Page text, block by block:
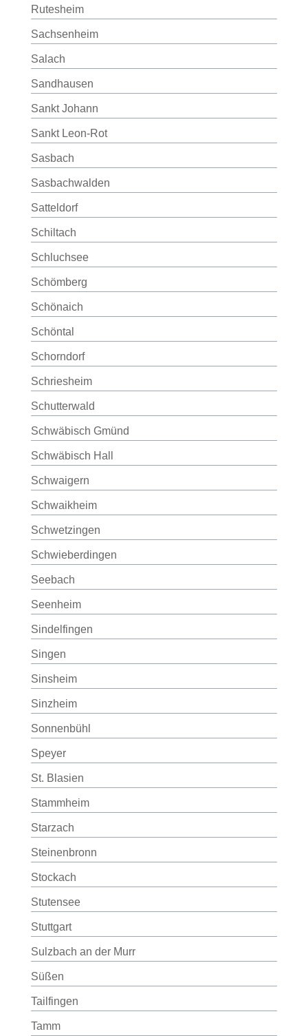
Rutesheim
Sachsenheim
Salach
Sandhausen
Sankt Johann
Sankt Leon-Rot
Sasbach
Sasbachwalden
Satteldorf
Schiltach
Schluchsee
Schömberg
Schönaich
Schöntal
Schorndorf
Schriesheim
Schutterwald
Schwäbisch Gmünd
Schwäbisch Hall
Schwaigern
Schwaikheim
Schwetzingen
Schwieberdingen
Seebach
Seenheim
Sindelfingen
Singen
Sinsheim
Sinzheim
Sonnenbühl
Speyer
St. Blasien
Stammheim
Starzach
Steinenbronn
Stockach
Stutensee
Stuttgart
Sulzbach an der Murr
Süßen
Tailfingen
Tamm